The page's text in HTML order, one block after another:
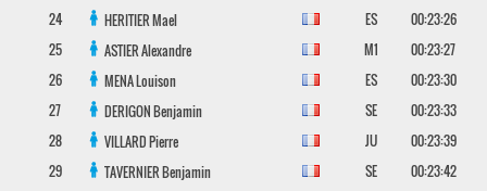
24
HERITIERMael ES
00:23:26
25
ASTIERAlexandre M1
00:23:27
26
MENALouison ES
00:23:30
27
DERIGONBenjamin SE
00:23:33
28
VILLARDPierre JU
00:23:39
29
TAVERNIERBenjamin SE
00:23:42